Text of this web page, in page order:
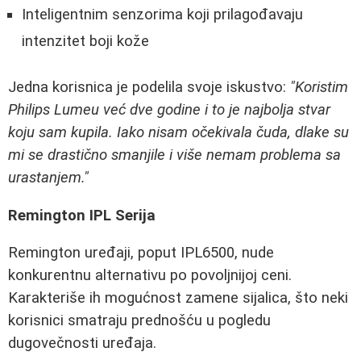
Inteligentnim senzorima koji prilagođavaju
intenzitet boji kože
Jedna korisnica je podelila svoje iskustvo: "Koristim
Philips Lumeu već dve godine i to je najbolja stvar
koju sam kupila. Iako nisam očekivala čuda, dlake su
mi se drastično smanjile i više nemam problema sa
urastanjem."
Remington IPL Serija
Remington uređaji, poput IPL6500, nude
konkurentnu alternativu po povoljnijoj ceni.
Karakteriše ih mogućnost zamene sijalica, što neki
korisnici smatraju prednošću u pogledu
dugovečnosti uređaja.